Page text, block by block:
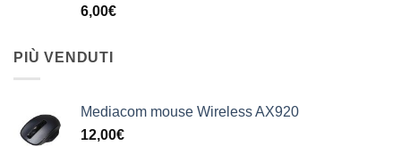
6,00€
PIÙ VENDUTI
Mediacom mouse Wireless AX920
12,00€